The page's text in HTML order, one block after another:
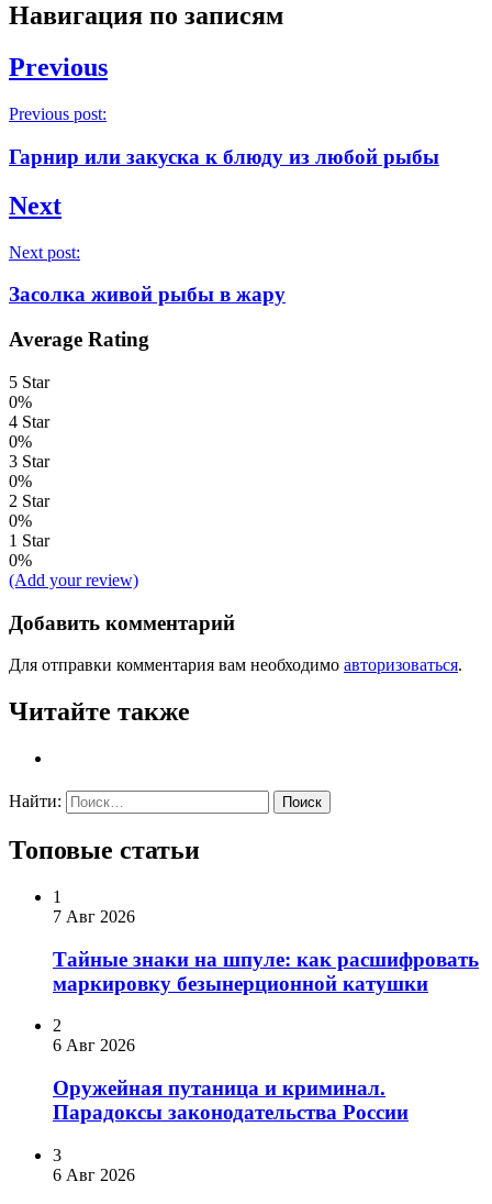
Навигация по записям
Previous
Previous post:
Гарнир или закуска к блюду из любой рыбы
Next
Next post:
Засолка живой рыбы в жару
Average Rating
5 Star
0%
4 Star
0%
3 Star
0%
2 Star
0%
1 Star
0%
(Add your review)
Добавить комментарий
Для отправки комментария вам необходимо авторизоваться.
Читайте также
Найти:
Топовые статьи
1
7 Авг 2026
Тайные знаки на шпуле: как расшифровать
маркировку безынерционной катушки
2
6 Авг 2026
Оружейная путаница и криминал.
Парадоксы законодательства России
3
6 Авг 2026